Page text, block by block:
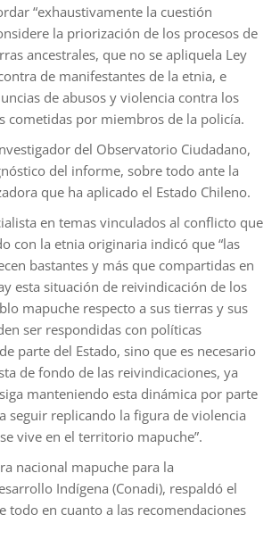
“exhaustivamente la cuestión
la priorización de los procesos de
ancestrales, que no se apliquela Ley
de manifestantes de la etnia, e
de abusos y violencia contra los
cometidas por miembros de la policía.
del Observatorio Ciudadano,
del informe, sobre todo ante la
que ha aplicado el Estado Chileno.
en temas vinculados al conflicto que
con la etnia originaria indicó que “las
bastantes y más que compartidas en
esta situación de reivindicación de los
mapuche respecto a sus tierras y sus
ser respondidas con políticas
parte del Estado, sino que es necesario
de fondo de las reivindicaciones, ya
manteniendo esta dinámica por parte
seguir replicando la figura de violencia
vive en el territorio mapuche”.
nacional mapuche para la
Indígena (Conadi), respaldó el
todo en cuanto a las recomendaciones